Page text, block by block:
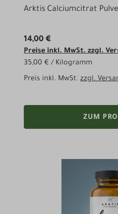
Arktis Calciumcitrat
14,00 €
Preise inkl. MwSt. zzgl.
35,00 € / Kilogramm
Preis inkl. MwSt. zzgl.
ZUM